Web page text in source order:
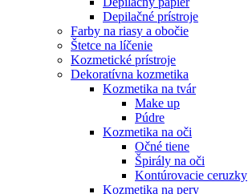
Depilačné prístroje
Farby na riasy a obočie
Štetce na líčenie
Kozmetické prístroje
Dekoratívna kozmetika
Kozmetika na tvár
Make up
Púdre
Kozmetika na oči
Očné tiene
Špirály na oči
Kontúrovacie ceruzky
Kozmetika na pery